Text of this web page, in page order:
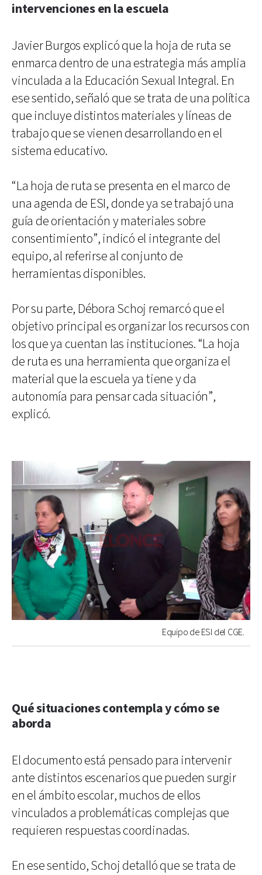
intervenciones en la escuela
Javier Burgos explicó que la hoja de ruta se
enmarca dentro de una estrategia más amplia
vinculada a la Educación Sexual Integral. En
ese sentido, señaló que se trata de una política
que incluye distintos materiales y líneas de
trabajo que se vienen desarrollando en el
sistema educativo.
“La hoja de ruta se presenta en el marco de
una agenda de ESI, donde ya se trabajó una
guía de orientación y materiales sobre
consentimiento”, indicó el integrante del
equipo, al referirse al conjunto de
herramientas disponibles.
Por su parte, Débora Schoj remarcó que el
objetivo principal es organizar los recursos con
los que ya cuentan las instituciones. “La hoja
de ruta es una herramienta que organiza el
material que la escuela ya tiene y da
autonomía para pensar cada situación”,
explicó.
Equipo de ESI del CGE.
Qué situaciones contempla y cómo se
aborda
El documento está pensado para intervenir
ante distintos escenarios que pueden surgir
en el ámbito escolar, muchos de ellos
vinculados a problemáticas complejas que
requieren respuestas coordinadas.
En ese sentido, Schoj detalló que se trata de